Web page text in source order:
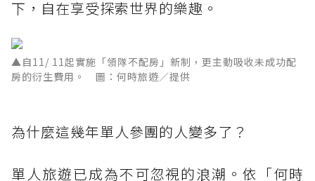
下，自在享受探索世界的樂趣。
▲自11/ 11起實施「領隊不配房」新制，更主動吸收未成功配
房的衍生費用。 圖：何時旅遊／提供
為什麼這幾年單人參團的人變多了？
單人旅遊已成為不可忽視的浪潮。依「何時